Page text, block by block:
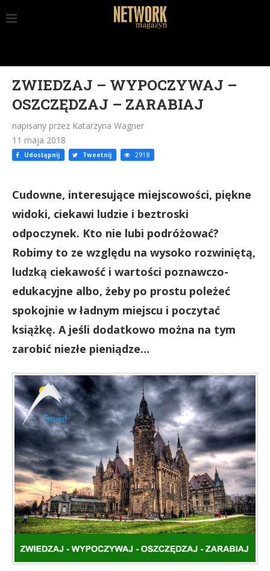
ZWIEDZAJ – WYPOCZYWAJ –
OSZCZĘDZAJ – ZARABIAJ
napisany przez Katarzyna Wagner
11 maja 2018
Udostępnij Tweetnij 2918
Cudowne, interesujące miejscowości, piękne
widoki, ciekawi ludzie i beztroski
odpoczynek. Kto nie lubi podróżować?
Robimy to ze względu na wysoko rozwiniętą,
ludzką ciekawość i wartości poznawczo-
edukacyjne albo, żeby po prostu poleżeć
spokojnie w ładnym miejscu i poczytać
książkę. A jeśli dodatkowo można na tym
zarobić niezłe pieniądze…